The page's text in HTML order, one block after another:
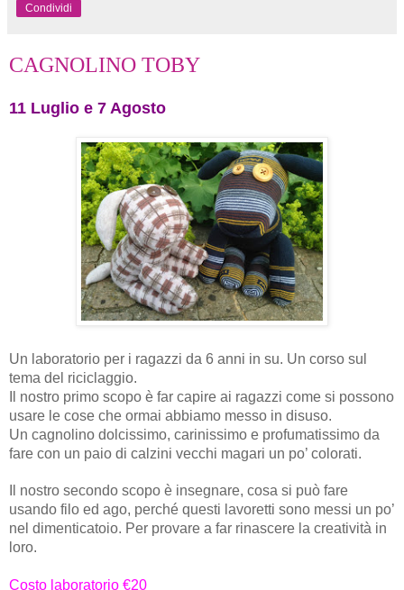
Condividi
CAGNOLINO TOBY
11 Luglio e 7 Agosto
Un laboratorio per i ragazzi da 6 anni in su. Un corso sul
tema del riciclaggio.
Il nostro primo scopo è far capire ai ragazzi come si possono
usare le cose che ormai abbiamo messo in disuso.
Un cagnolino dolcissimo, carinissimo e profumatissimo da
fare con un paio di calzini vecchi magari un po’ colorati.
Il nostro secondo scopo è insegnare, cosa si può fare
usando filo ed ago, perché questi lavoretti sono messi un po’
nel dimenticatoio. Per provare a far rinascere la creatività in
loro.
Costo laboratorio €20